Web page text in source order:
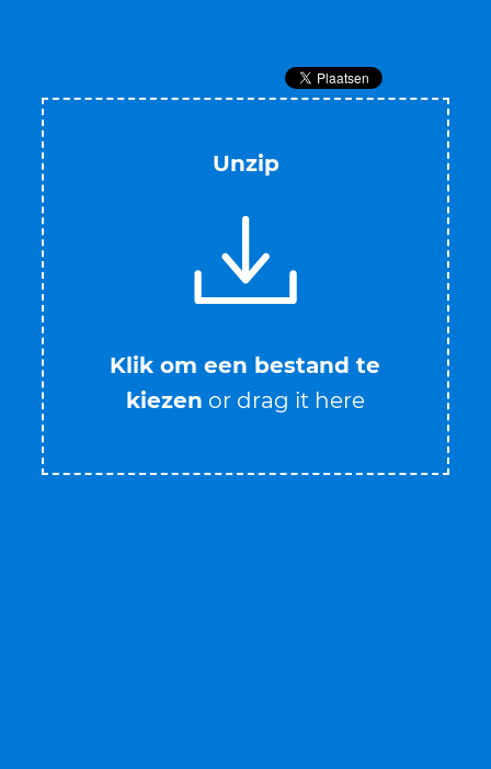
Unzip
Klik om een bestand te
kiezen or drag it here